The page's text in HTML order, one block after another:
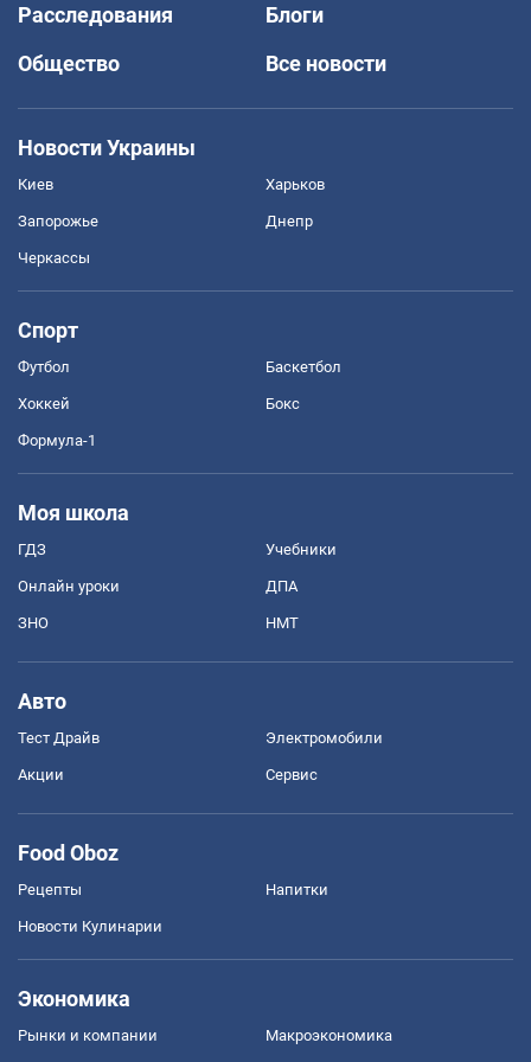
Расследования
Блоги
Общество
Все новости
Новости Украины
Киев Харьков
Запорожье Днепр
Черкассы
Спорт
Футбол Баскетбол
Хоккей Бокс
Формула-1
Моя школа
ГДЗ Учебники
Онлайн уроки ДПА
ЗНО НМТ
Авто
Тест Драйв Электромобили
Акции Сервис
Food Oboz
Рецепты Напитки
Новости Кулинарии
Экономика
Рынки и компании Mакроэкономика